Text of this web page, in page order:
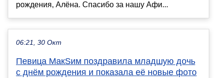
рождения, Алёна. Спасибо за нашу Афи...
06:21, 30 Окт
Певица МакSим поздравила младшую дочь
с днём рождения и показала её новые фото